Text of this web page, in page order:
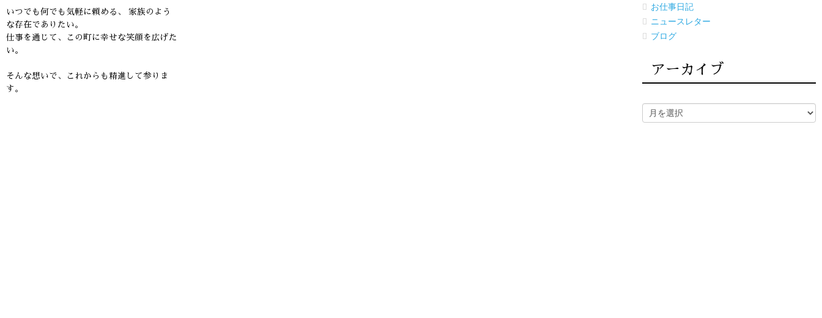
いつでも何でも気軽に頼める、 家族のよう
な存在でありたい。
仕事を通じて、この町に幸せな笑顔を広げた
い。
そんな想いで、これからも精進して参りま
す。
お仕事日記
ニュースレター
ブログ
アーカイブ